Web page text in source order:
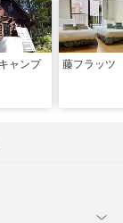
ャンプ
藤フラッ